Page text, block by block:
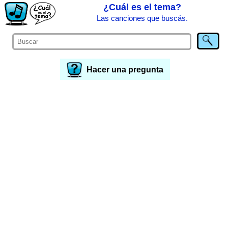
¿Cuál es el tema?
Las canciones que buscás.
Hacer una pregunta